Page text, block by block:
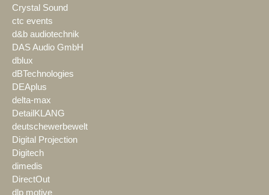
Crystal Sound
ctc events
d&b audiotechnik
DAS Audio GmbH
dblux
dBTechnologies
DEAplus
delta-max
DetailKLANG
deutschewerbewelt
Digital Projection
Digitech
dimedis
DirectOut
dlp motive